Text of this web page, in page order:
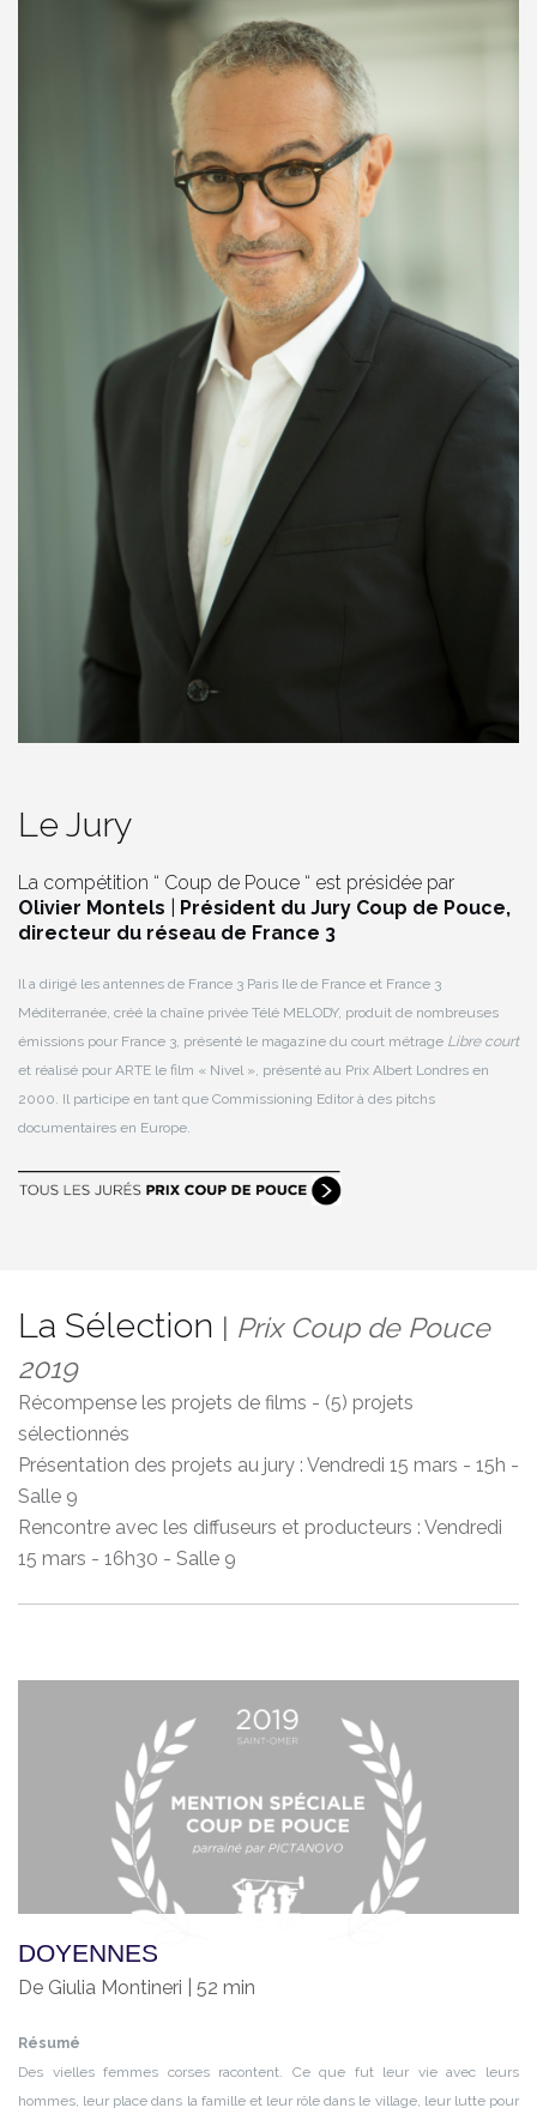
Le Jury
La compétition “ Coup de Pouce “ est présidée par
Olivier Montels
Président du Jury Coup de Pouce,
directeur du réseau de France 3
Il a dirigé les antennes de France 3 Paris Ile de France et France 3
Méditerranée, créé la chaîne privée Télé MELODY, produit de nombreuses
émissions pour France 3, présenté le magazine du court métrage Libre court
et réalisé pour ARTE le film « Nivel », présenté au Prix Albert Londres en
2000. Il participe en tant que Commissioning Editor à des pitchs
documentaires en Europe.
La Sélection | Prix Coup de Pouce
2019
Récompense les projets de films - (5) projets
sélectionnés
Présentation des projets au jury : Vendredi 15 mars - 15h -
Salle 9
Rencontre avec les diffuseurs et producteurs : Vendredi
15 mars - 16h30 - Salle 9
DOYENNES
De Giulia Montineri | 52 min
Résumé
Des vielles femmes corses racontent. Ce que fut leur vie avec leurs
hommes, leur place dans la famille et leur rôle dans le village, leur lutte pour